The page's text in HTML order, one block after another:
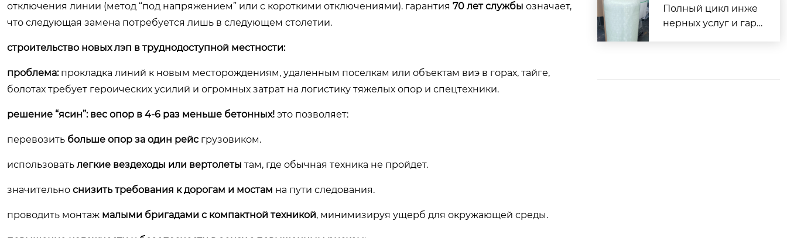
отключения линии (метод “под напряжением” или с короткими отключениями). гарантия 70 лет службы означает,
что следующая замена потребуется лишь в следующем столетии.
строительство новых лэп в труднодоступной местности:
проблема:прокладка линий к новым месторождениям, удаленным поселкам или объектам виэ в горах, тайге,
болотах требует героических усилий и огромных затрат на логистику тяжелых опор и спецтехники.
решение “ясин”: вес опор в 4-6 раз меньше бетонных! это позволяет:
перевозить больше опор за один рейс грузовиком.
использовать легкие вездеходы или вертолеты там, где обычная техника не пройдет.
значительно снизить требования к дорогам и мостам на пути следования.
проводить монтаж малыми бригадами с компактной техникой, минимизируя ущерб для окружающей среды.
Полный цикл инже
нерных услуг и гара